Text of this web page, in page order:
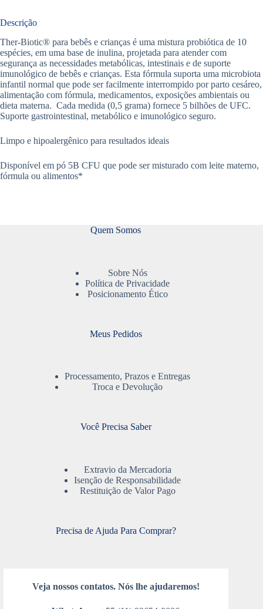
Descrição
Ther-Biotic® para bebês e crianças é uma mistura probiótica de 10
espécies, em uma base de inulina, projetada para atender com
segurança as necessidades metabólicas, intestinais e de suporte
imunológico de bebês e crianças. Esta fórmula suporta uma microbiota
infantil normal que pode ser facilmente interrompido por parto cesáreo,
alimentação com fórmula, medicamentos, exposições ambientais ou
dieta materna. Cada medida (0,5 grama) fornece 5 bilhões de UFC.
Suporte gastrointestinal, metabólico e imunológico seguro.
Limpo e hipoalergênico para resultados ideais
Disponível em pó 5B CFU que pode ser misturado com leite materno,
fórmula ou alimentos*
Quem Somos
Sobre Nós
Política de Privacidade
Posicionamento Ético
Meus Pedidos
Processamento, Prazos e Entregas
Troca e Devolução
Você Precisa Saber
Extravio da Mercadoria
Isenção de Responsabilidade
Restituição de Valor Pago
Precisa de Ajuda Para Comprar?
Veja nossos contatos. Nós lhe ajudaremos!